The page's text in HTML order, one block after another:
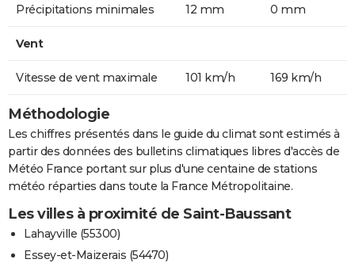
Précipitations minimales 12 mm 0 mm
Vent
Vitesse de vent maximale 101 km/h 169 km/h
Méthodologie
Les chiffres présentés dans le guide du climat sont estimés à
partir des données des bulletins climatiques libres d'accès de
Météo France portant sur plus d'une centaine de stations
météo réparties dans toute la France Métropolitaine.
Les villes à proximité de Saint-Baussant
Lahayville (55300)
Essey-et-Maizerais (54470)